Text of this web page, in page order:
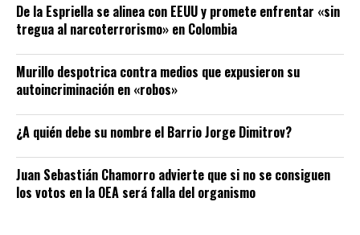
De la Espriella se alinea con EEUU y promete enfrentar «sin
tregua al narcoterrorismo» en Colombia
Murillo despotrica contra medios que expusieron su
autoincriminación en «robos»
¿A quién debe su nombre el Barrio Jorge Dimitrov?
Juan Sebastián Chamorro advierte que si no se consiguen
los votos en la OEA será falla del organismo